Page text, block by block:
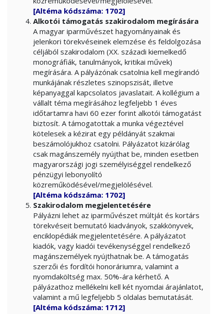
[Altéma kódszáma: 1702]
Alkotói támogatás szakirodalom megírására
A magyar iparművészet hagyományainak és
jelenkori törekvéseinek elemzése és feldolgozása
céljából szakirodalom (XX. századi kiemelkedő
monográfiák, tanulmányok, kritikai művek)
megírására. A pályázónak csatolnia kell megírandó
munkájának részletes szinopszisát, illetve
képanyaggal kapcsolatos javaslatait. A kollégium a
vállalt téma megírásához legfeljebb 1 éves
időtartamra havi 60 ezer forint alkotói támogatást
biztosít. A támogatottak a munka végeztével
kötelesek a kézirat egy példányát szakmai
beszámolójukhoz csatolni. Pályázatot kizárólag
csak magánszemély nyújthat be, minden esetben
magyarországi jogi személyiséggel rendelkező
pénzügyi lebonyolító
közreműködésével/megjelölésével.
[Altéma kódszáma: 1702]
Szakirodalom megjelentetésére
Pályázni lehet az iparművészet múltját és kortárs
törekvéseit bemutató kiadványok, szakkönyvek,
enciklopédiák megjelentetésére. A pályázatot
kiadók, vagy kiadói tevékenységgel rendelkező
magánszemélyek nyújthatnak be. A támogatás
szerzői és fordítói honoráriumra, valamint a
nyomdaköltség max. 50%-ára kérhető. A
pályázathoz mellékelni kell két nyomdai árajánlatot,
valamint a mű legfeljebb 5 oldalas bemutatását.
[Altéma kódszáma: 1712]